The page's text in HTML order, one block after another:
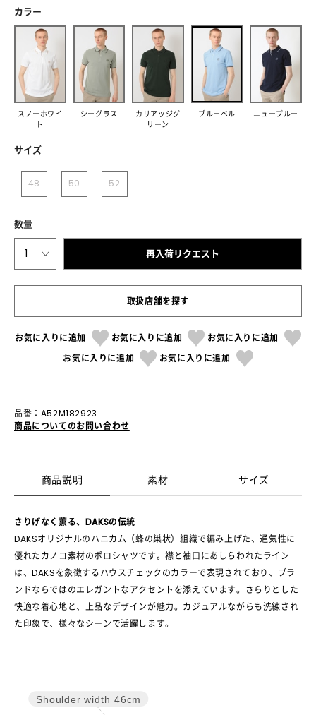
カラー
スノーホワイ
ト
シーグラス
カリアッジグ
リーン
ブルーベル ニューブルー
サイズ
48 50 52
数量
1 再入荷リクエスト
取扱店舗を探す
お気に入りに追加 お気に入りに追加
お気に入りに追加
お気に入りに追加
お気に入りに追加
品番：A52M182923
商品についてのお問い合わせ
商品説明 素材 サイズ
さりげなく薫る、DAKSの伝統
DAKSオリジナルのハニカム（蜂の巣状）組織で編み上げた、通気性に
優れたカノコ素材のポロシャツです。襟と袖口にあしらわれたライン
は、DAKSを象徴するハウスチェックのカラーで表現されており、ブラ
ンドならではのエレガントなアクセントを添えています。さらりとした
快適な着心地と、上品なデザインが魅力。カジュアルながらも洗練され
た印象で、様々なシーンで活躍します。
Shoulder width 46cm